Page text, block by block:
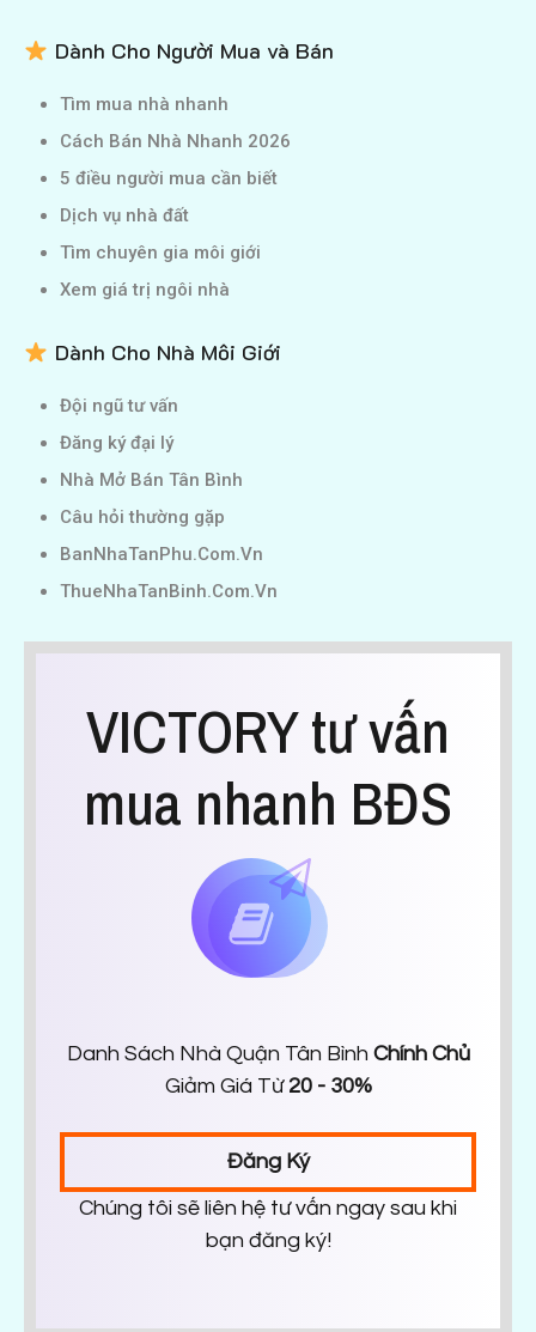
Dành Cho Người Mua và Bán
Tìm mua nhà nhanh
Cách Bán Nhà Nhanh 2026
5 điều người mua cần biết
Dịch vụ nhà đất
Tìm chuyên gia môi giới
Xem giá trị ngôi nhà
Dành Cho Nhà Môi Giới
Đội ngũ tư vấn
Đăng ký đại lý
Nhà Mở Bán Tân Bình
Câu hỏi thường gặp
BanNhaTanPhu.Com.Vn
ThueNhaTanBinh.Com.Vn
VICTORY tư vấn
mua nhanh BĐS
Danh Sách Nhà Quận Tân Bình Chính Chủ
Giảm Giá Từ 20 - 30%
Đăng Ký
Chúng tôi sẽ liên hệ tư vấn ngay sau khi
bạn đăng ký!